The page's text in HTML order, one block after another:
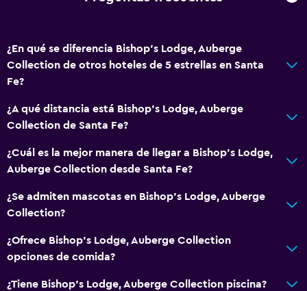
Servicios y facilidades
Recepción 24 horas
Servicios básicos
Calefacción
Piscina y spa
Spa
¿En qué se diferencia Bishop's Lodge, Auberge
Collection de otros hoteles de 5 estrellas en Santa
Fe?
¿A qué distancia está Bishop's Lodge, Auberge
Collection de Santa Fe?
¿Cuál es la mejor manera de llegar a Bishop's Lodge,
Auberge Collection desde Santa Fe?
¿Se admiten mascotas en Bishop's Lodge, Auberge
Collection?
¿Ofrece Bishop's Lodge, Auberge Collection
opciones de comida?
¿Tiene Bishop's Lodge, Auberge Collection piscina?